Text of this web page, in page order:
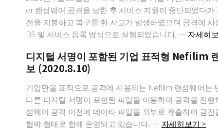
er 랜섬웨어 공격을 당한 후 서비스 지원이 중단되었다가
전을 지불하고 복구를 한 사고가 발생하였으며 공격에 사
DS 및 서비스 등록 방식으로 실행되었습니다. … 자세히
디지털 서명이 포함된 기업 표적형 Nefilim
보 (2020.8.10)
기업만을 표적으로 공격에 사용되는 Nefilim 랜섬웨어는
다른 디지털 서명이 포함된 파일을 이용하여 공격을 진행
섬웨어 공격 이전에 데이타 파일을 외부로 유출하여 금
협박 형태로 함께 운영되고 있습니다. … 자세히보기 >